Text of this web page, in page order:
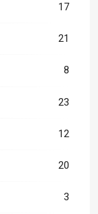
17
21
8
23
12
20
3